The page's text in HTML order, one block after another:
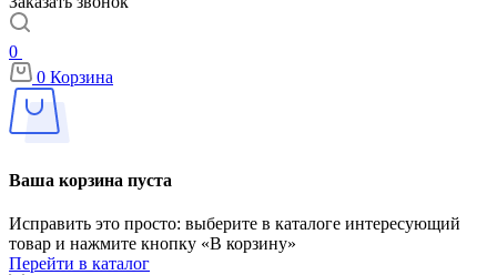
0
0 Корзина
Ваша корзина пуста
Исправить это просто: выберите в каталоге интересующий
товар и нажмите кнопку «В корзину»
Перейти в каталог